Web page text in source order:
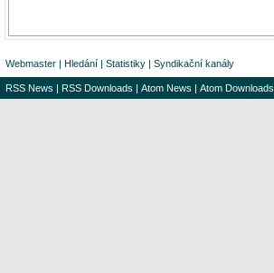
Webmaster | Hledání | Statistiky | Syndikační kanály
RSS News | RSS Downloads | Atom News | Atom Downloads